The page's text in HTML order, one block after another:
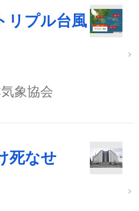
リプル台風
象協会
死なせ